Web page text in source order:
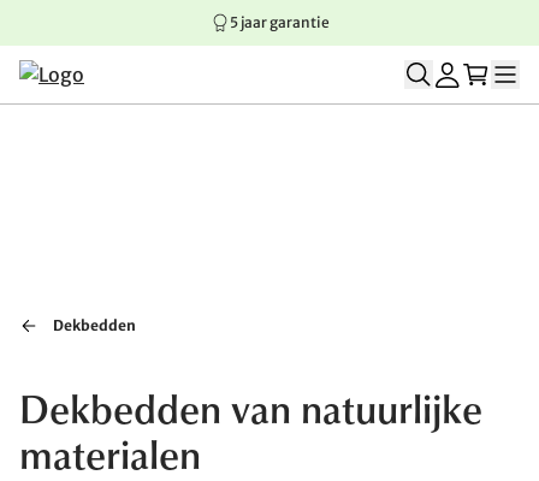
Springen naar hoofdinhoud
Springen naar hoofdnavigatie
Springen naar voettekst
5 jaar garantie
Dekbedden
Dekbedden van natuurlijke
materialen